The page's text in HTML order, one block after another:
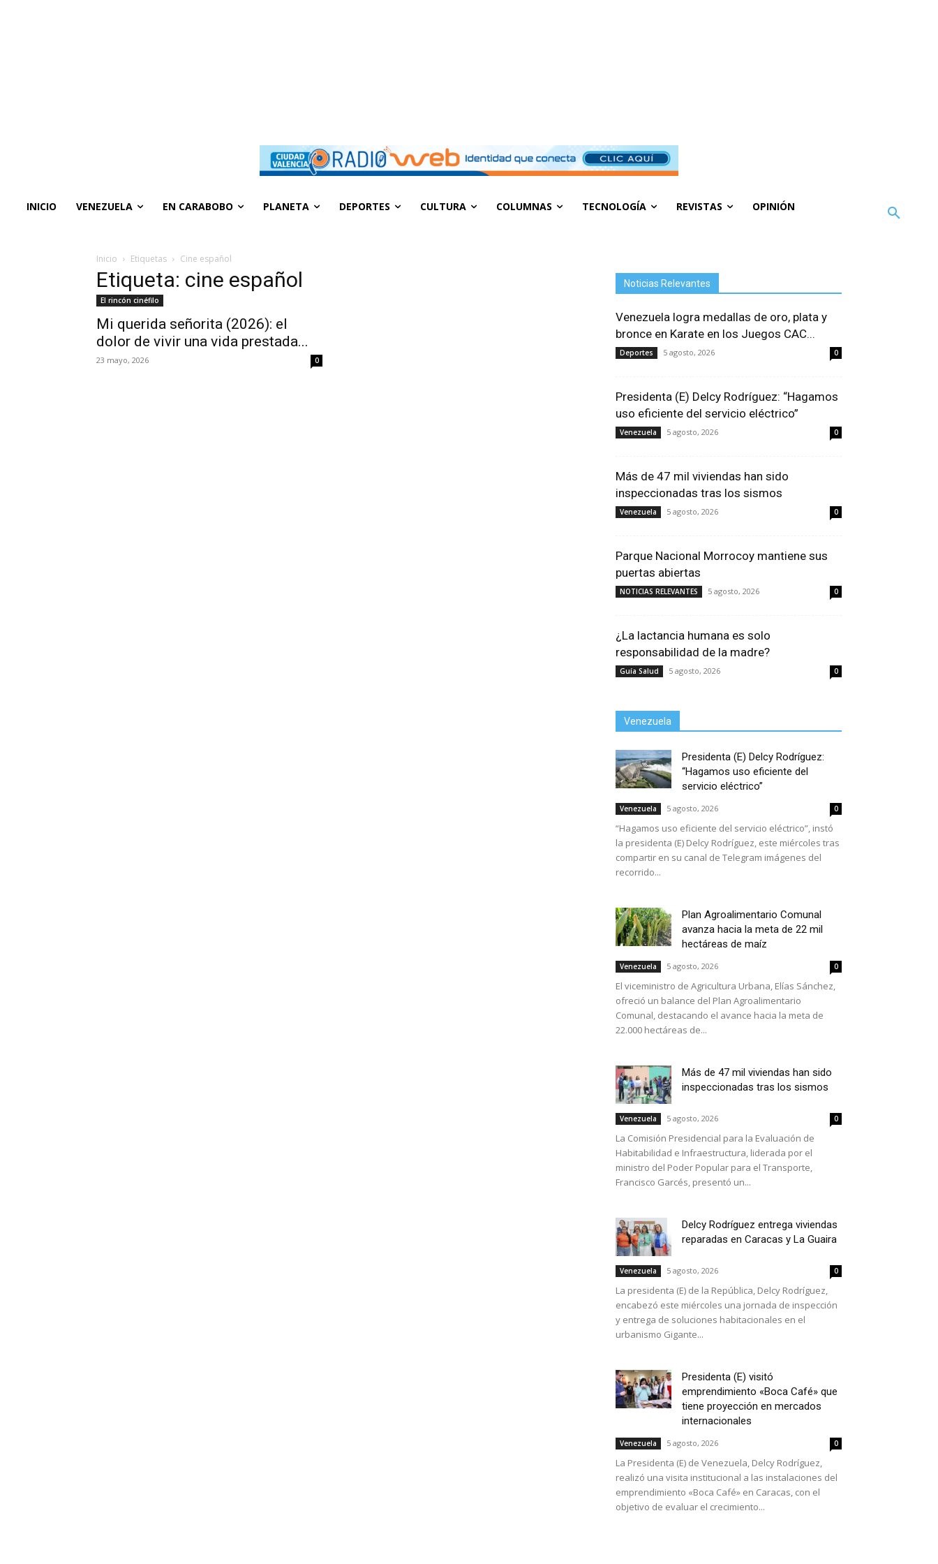
INICIO VENEZUELA EN CARABOBO PLANETA DEPORTES CULTURA COLUMNAS TECNOLOGÍA REVISTAS OPINIÓN
Inicio Etiquetas Cine español
Etiqueta: cine español
El rincón cinéfilo
Mi querida señorita (2026): el
dolor de vivir una vida prestada...
23 mayo, 2026 0
Noticias Relevantes
Venezuela logra medallas de oro, plata y
bronce en Karate en los Juegos CAC...
Deportes 5 agosto, 2026 0
Presidenta (E) Delcy Rodríguez: “Hagamos
uso eficiente del servicio eléctrico”
Venezuela 5 agosto, 2026 0
Más de 47 mil viviendas han sido
inspeccionadas tras los sismos
Venezuela 5 agosto, 2026 0
Parque Nacional Morrocoy mantiene sus
puertas abiertas
NOTICIAS RELEVANTES 5 agosto, 2026 0
¿La lactancia humana es solo
responsabilidad de la madre?
Guía Salud 5 agosto, 2026 0
Venezuela
Presidenta (E) Delcy Rodríguez:
“Hagamos uso eficiente del
servicio eléctrico”
Venezuela 5 agosto, 2026 0
“Hagamos uso eficiente del servicio eléctrico”, instó
la presidenta (E) Delcy Rodríguez, este miércoles tras
compartir en su canal de Telegram imágenes del
recorrido...
Plan Agroalimentario Comunal
avanza hacia la meta de 22 mil
hectáreas de maíz
Venezuela 5 agosto, 2026 0
El viceministro de Agricultura Urbana, Elías Sánchez,
ofreció un balance del Plan Agroalimentario
Comunal, destacando el avance hacia la meta de
22.000 hectáreas de...
Más de 47 mil viviendas han sido
inspeccionadas tras los sismos
Venezuela 5 agosto, 2026 0
La Comisión Presidencial para la Evaluación de
Habitabilidad e Infraestructura, liderada por el
ministro del Poder Popular para el Transporte,
Francisco Garcés, presentó un...
Delcy Rodríguez entrega viviendas
reparadas en Caracas y La Guaira
Venezuela 5 agosto, 2026 0
La presidenta (E) de la República, Delcy Rodríguez,
encabezó este miércoles una jornada de inspección
y entrega de soluciones habitacionales en el
urbanismo Gigante...
Presidenta (E) visitó
emprendimiento «Boca Café» que
tiene proyección en mercados
internacionales
Venezuela 5 agosto, 2026 0
La Presidenta (E) de Venezuela, Delcy Rodríguez,
realizó una visita institucional a las instalaciones del
emprendimiento «Boca Café» en Caracas, con el
objetivo de evaluar el crecimiento...